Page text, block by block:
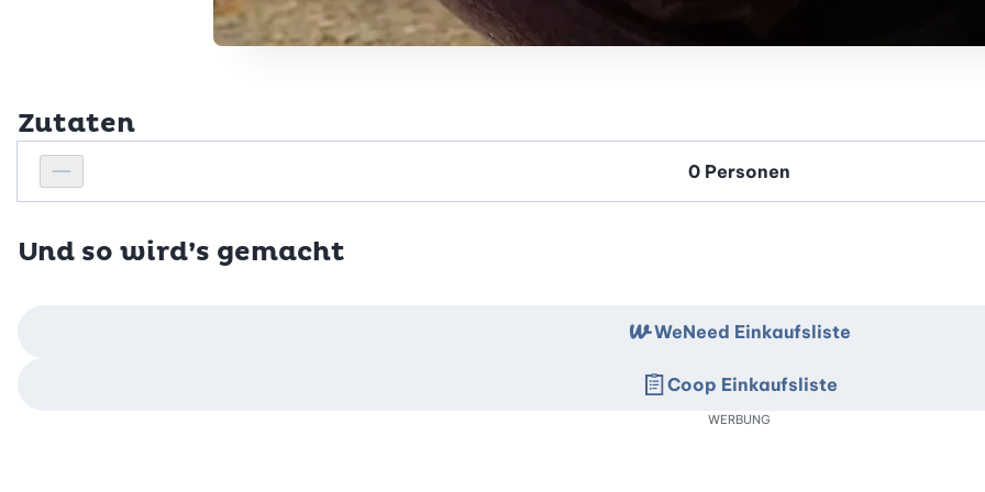
Zutaten
Personenanzahl verringern
Personenanzahl
Und so wird’s gemacht
WeNeed Einkaufsliste
Coop Einkaufsliste
WERBUNG